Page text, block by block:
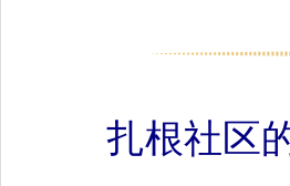
扎根社区